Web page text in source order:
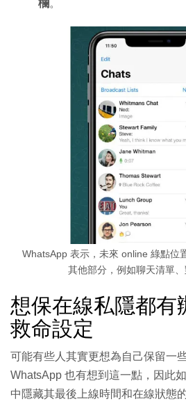
欄。
WhatsApp 表示，未來 online 綠點位
其他部分，例如聊天清單、
想保在線私隱都有
救命設定
可能有些人其實更想為自己保留一
WhatsApp 也有想到這一點，因此
中隱藏其最後上線時間和在線狀態